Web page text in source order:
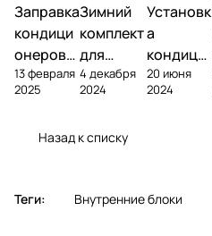
Заправка
кондици
онеров
фреоном
13 февраля
2025
Зимний
комплект
для
кондици
онера
4 декабря
2024
Установк
а
кондици
онера на
фасаде
20 июня
2024
Назад к списку
Теги: Внутренние блоки